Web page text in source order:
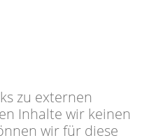
zu externen
Inhalte wir keinen
wir für diese